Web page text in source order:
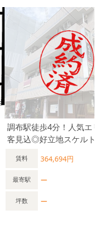
調布駅徒歩4分！人気エ
客見込◎好立地スケルト
賃料 364,694円
最寄駅 ー
坪数 ー